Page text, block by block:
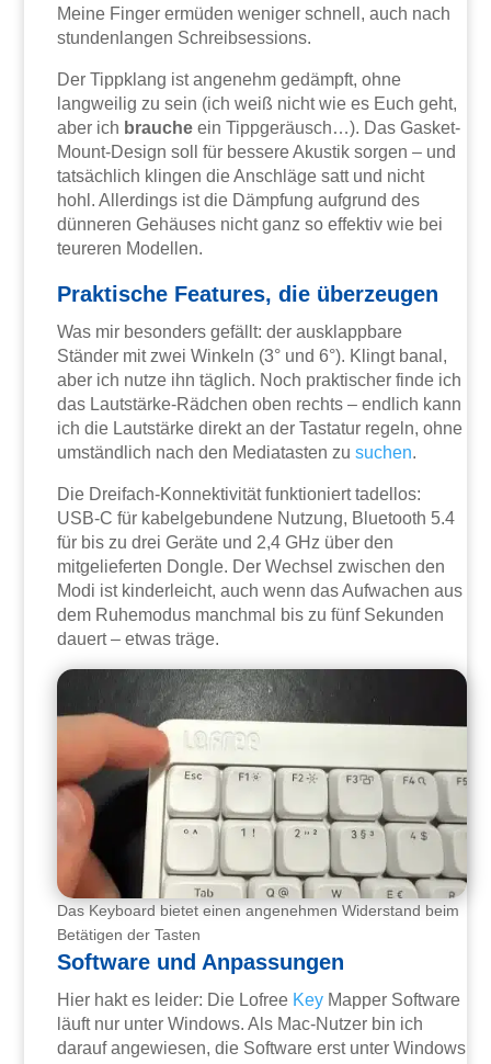
Meine Finger ermüden weniger schnell, auch nach
stundenlangen Schreibsessions.
Der Tippklang ist angenehm gedämpft, ohne
langweilig zu sein (ich weiß nicht wie es Euch geht,
aber ich brauche ein Tippgeräusch…). Das Gasket-
Mount-Design soll für bessere Akustik sorgen – und
tatsächlich klingen die Anschläge satt und nicht
hohl. Allerdings ist die Dämpfung aufgrund des
dünneren Gehäuses nicht ganz so effektiv wie bei
teureren Modellen.
Praktische Features, die überzeugen
Was mir besonders gefällt: der ausklappbare
Ständer mit zwei Winkeln (3° und 6°). Klingt banal,
aber ich nutze ihn täglich. Noch praktischer finde ich
das Lautstärke-Rädchen oben rechts – endlich kann
ich die Lautstärke direkt an der Tastatur regeln, ohne
umständlich nach den Mediatasten zusuchen.
Die Dreifach-Konnektivität funktioniert tadellos:
USB-C für kabelgebundene Nutzung, Bluetooth 5.4
für bis zu drei Geräte und 2,4 GHz über den
mitgelieferten Dongle. Der Wechsel zwischen den
Modi ist kinderleicht, auch wenn das Aufwachen aus
dem Ruhemodus manchmal bis zu fünf Sekunden
dauert – etwas träge.
Das Keyboard bietet einen angenehmen Widerstand beim
Betätigen der Tasten
Software und Anpassungen
Hier hakt es leider: Die Lofree Key Mapper Software
läuft nur unter Windows. Als Mac-Nutzer bin ich
darauf angewiesen, die Software erst unter Windows